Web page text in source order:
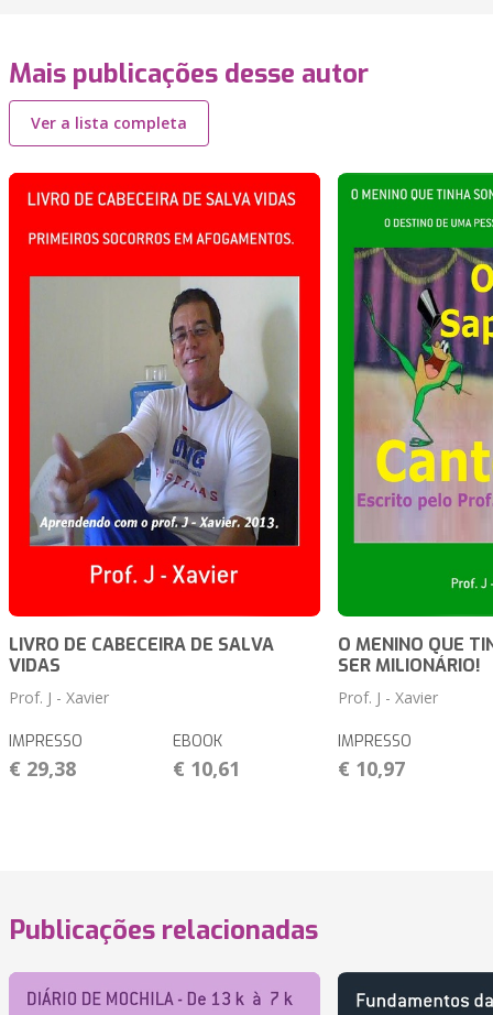
Mais publicações desse autor
Ver a lista completa
LIVRO DE CABECEIRA DE SALVA
VIDAS
Prof. J - Xavier
IMPRESSO
€ 29,38
EBOOK
€ 10,61
O MENINO QUE
SER MILIONÁRIO!
Prof. J - Xavier
IMPRESSO
€ 10,97
Publicações relacionadas